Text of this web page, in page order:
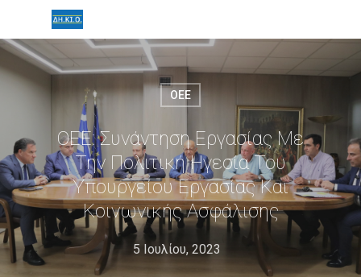
ΟΕΕ
ΟΕΕ: Συνάντηση Εργασίας Με
Την Πολιτική Ηγεσία Του
Υπουργείου Εργασίας Και
Κοινωνικής Ασφάλισης
5 Ιουλίου, 2023